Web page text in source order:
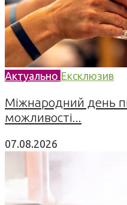
Актуально Ексклюзив
Міжнародний день
можливості...
07.08.2026